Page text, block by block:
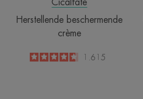
Cicalfate
Herstellende beschermende
crème
4.6
/51.615